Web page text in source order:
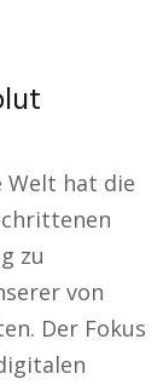
Welt hat die
zu
von
Der Fokus